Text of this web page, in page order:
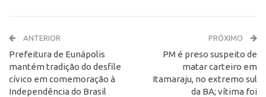
ANTERIOR
Prefeitura de Eunápolis
mantém tradição do desfile
cívico em comemoração à
Independência do Brasil
PRÓXIMO
PM é preso suspeito de
matar carteiro em
Itamaraju, no extremo sul
da BA; vítima foi